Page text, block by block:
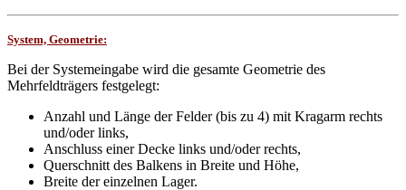
System, Geometrie:
Bei der Systemeingabe wird die gesamte Geometrie des
Mehrfeldträgers festgelegt:
Anzahl und Länge der Felder (bis zu 4) mit Kragarm rechts
und/oder links,
Anschluss einer Decke links und/oder rechts,
Querschnitt des Balkens in Breite und Höhe,
Breite der einzelnen Lager.